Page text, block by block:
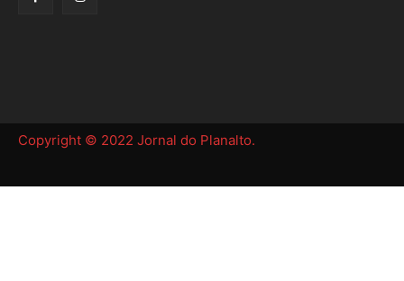
Copyright © 2022 Jornal do Planalto.